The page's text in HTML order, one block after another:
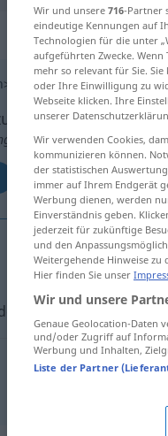
>
anklicken/antippen)
Wir und unsere 716-Partner
eindeutige Kennungen auf
Technologien für die unter
aufgeführten Zwecke.
mehr so relevant für Sie.
oder Ihre Einwilligung zu
Webseite klicken. Ihre
unserer
Wir verwenden Cookies,
kommunizieren können.
der statistischen
immer auf Ihrem Endgerät
Werbung dienen, werden
Einverständnis geben.
jederzeit für zukünftige
und den
Weitergehende Hinweise
Hier finden Sie unser
Wir und unsere
Genaue Geolocation-Daten
und/oder Zugriff auf
Werbung und Inhalten,
Liste der Partner